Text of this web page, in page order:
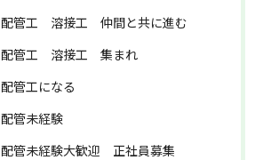
配管工 溶接工 仲間と共に進む
配管工 溶接工 集まれ
配管工になる
配管未経験
配管未経験大歓迎 正社員募集